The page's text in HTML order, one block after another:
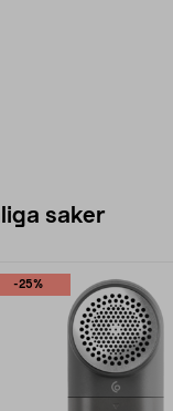
saker
-25%